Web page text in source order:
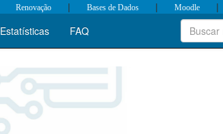
Renovação | Bases de Dados | Moodle |
Estatísticas FAQ